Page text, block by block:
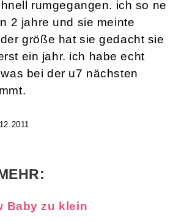
rumgegangen. ich so ne
2 jahre und sie meinte
größe hat sie gedacht sie
ein jahr. ich habe echt
bei der u7 nächsten
Baby zu klein